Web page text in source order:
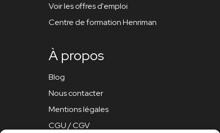
Voir les offres d'emploi
Centre de formation Henriman
À propos
Blog
Nous contacter
Mentions légales
CGU / CGV